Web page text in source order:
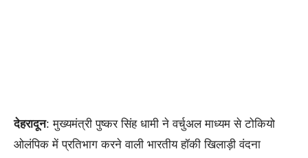
देहरादून: मुख्यमंत्री पुष्कर सिंह धामी ने वर्चुअल माध्यम से टोकियो
ओलंपिक में प्रतिभाग करने वाली भारतीय हॉकी खिलाड़ी वंदना